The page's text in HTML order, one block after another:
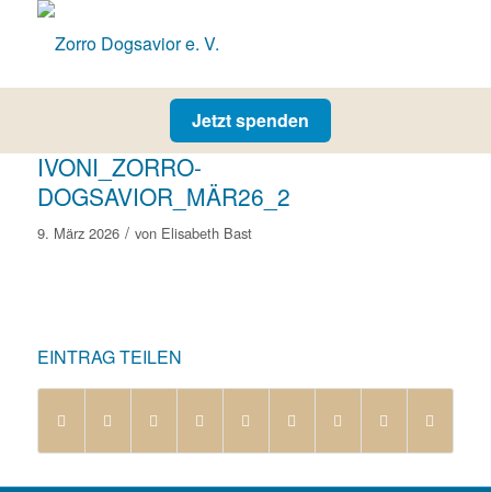
Jetzt spenden
IVONI_ZORRO-
DOGSAVIOR_MÄR26_2
9. März 2026 / von Elisabeth Bast
EINTRAG TEILEN